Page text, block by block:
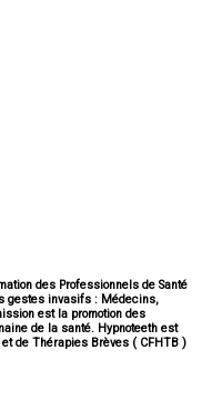
des Professionnels de Santé
gestes invasifs : Médecins,
est la promotion des
de la santé. Hypnoteeth est
et de Thérapies Brèves ( CFHTB )